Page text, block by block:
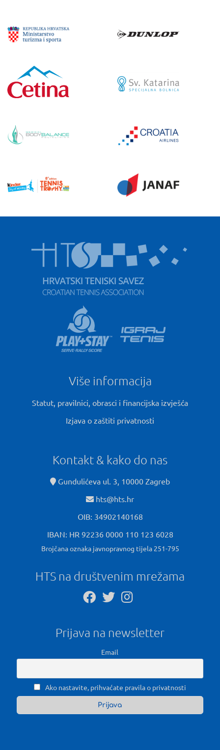
Više informacija
Statut, pravilnici, obrasci i financijska izvješća
Izjava o zaštiti privatnosti
Kontakt & kako do nas
Gundulićeva ul. 3, 10000 Zagreb
hts@hts.hr
OIB: 34902140168
IBAN: HR 92236 0000 110 123 6028
Brojčana oznaka javnopravnog tijela 251-795
HTS na društvenim mrežama
Prijava na newsletter
Email
Ako nastavite, prihvaćate pravila o privatnosti